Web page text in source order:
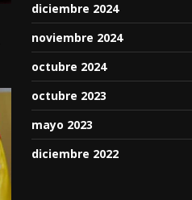
diciembre 2024
noviembre 2024
octubre 2024
octubre 2023
mayo 2023
diciembre 2022